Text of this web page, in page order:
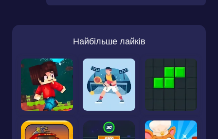
Найбільше лайків